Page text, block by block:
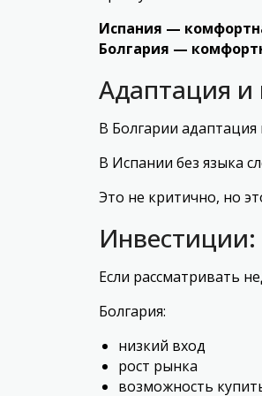
Испания —
Болгария —
Адаптация и
В Болгарии адаптация
В Испании без языка
Это не критично, но
Если рассматривать
Болгария:
низкий вход
рост рынка
возможность